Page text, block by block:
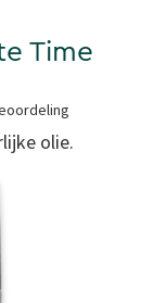
Time
olie.